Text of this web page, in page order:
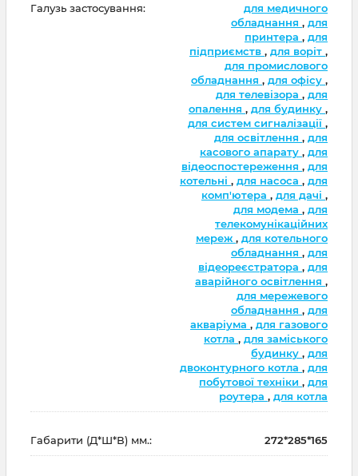
Галузь застосування:
для медичного
обладнання , для
принтера , для
підприємств , для воріт ,
для промислового
обладнання , для офісу ,
для телевізора , для
опалення , для будинку ,
для систем сигналізації ,
для освітлення , для
касового апарату , для
відеоспостереження , для
котельні , для насоса , для
комп'ютера , для дачі ,
для модема , для
телекомунікаційних
мереж , для котельного
обладнання , для
відеореєстратора , для
аварійного освітлення ,
для мережевого
обладнання , для
акваріума , для газового
котла , для заміського
будинку , для
двоконтурного котла , для
побутової техніки , для
роутера , для котла
Габарити (Д*Ш*В) мм.: 272*285*165